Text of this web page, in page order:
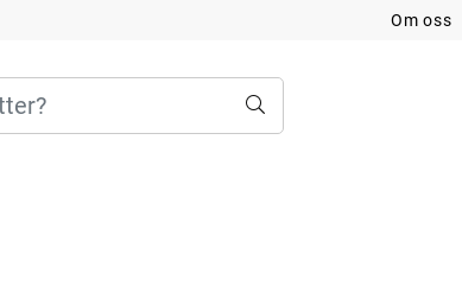
Om oss